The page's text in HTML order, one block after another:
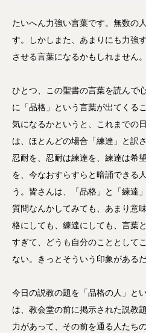
たいへん力強い言葉です。無数の
す。しかしまた、あまりにも力強
させる言葉になるかもしれません。
ひとつ、この聖書の言葉を読んで
に「品格」という言葉が出てくる
気になるかというと、これまでの
は、ほとんどの場合「練達」と訳
忍耐を、忍耐は練達を、練達は希
を、今なおすらすらと暗誦できる
う。皆さんは、「品格」と「練達
質問なんかしてみても、あまり意
格にしても、練達にしても、言葉
すぎて、どうも自分のこととして
ない。きっとそういう印象がある
今日の説教の題を「品格の人」と
は、教会堂の前に掲示された説教
力があって、その前を通る人たち